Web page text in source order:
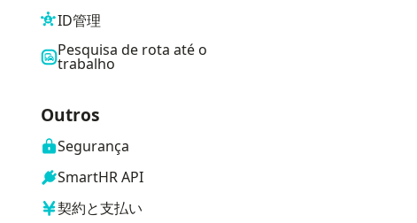
ID管理
Pesquisa de rota até o
trabalho
Outros
Segurança
SmartHR API
契約と支払い